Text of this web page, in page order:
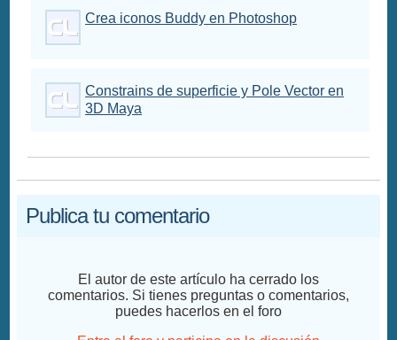
Crea iconos Buddy en Photoshop
Constrains de superficie y Pole Vector en
3D Maya
Publica tu comentario
El autor de este artículo ha cerrado los
comentarios. Si tienes preguntas o comentarios,
puedes hacerlos en el foro